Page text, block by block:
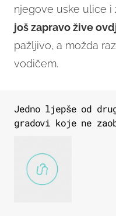
njegove uske ulice i
još zapravo žive
pažljivo, a možda
vodičem.
Jedno ljepše od
gradovi koje ne